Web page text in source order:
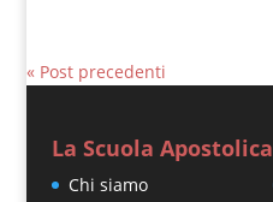
« Post precedenti
La Scuola Apostolica
Chi siamo